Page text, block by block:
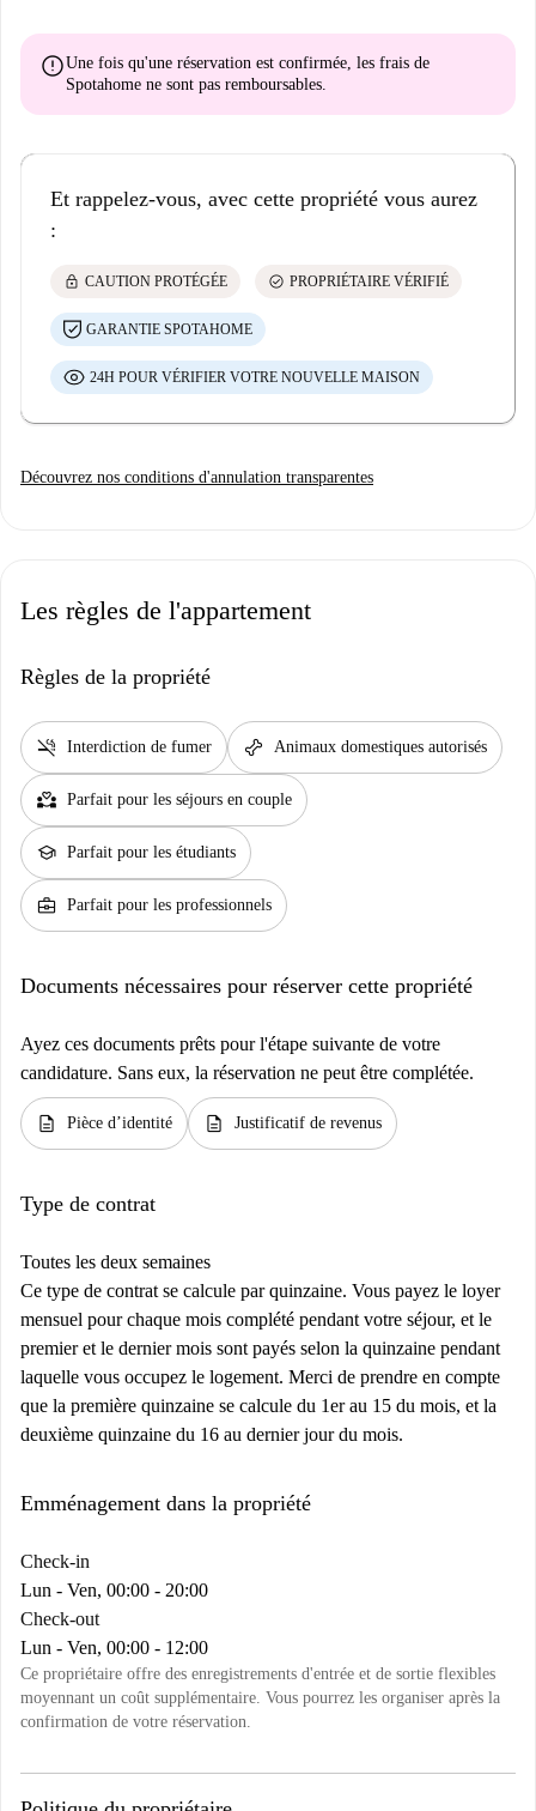
errorUne fois qu'une réservation est confirmée, les frais de
Spotahome ne sont pas remboursables.
Et rappelez-vous, avec cette propriété vous aurez
:
lock CAUTION PROTÉGÉE check_circle PROPRIÉTAIRE VÉRIFIÉ
GARANTIE SPOTAHOME
24H POUR VÉRIFIER VOTRE NOUVELLE MAISON
Découvrez nos conditions d'annulation transparentes
Les règles de l'appartement
Règles de la propriété
smoke_free Interdiction de fumer pet_supplies Animaux domestiques autorisés
partner_heart Parfait pour les séjours en couple
school Parfait pour les étudiants
business_center Parfait pour les professionnels
Documents nécessaires pour réserver cette propriété
Ayez ces documents prêts pour l'étape suivante de votre
candidature. Sans eux, la réservation ne peut être complétée.
description Pièce d’identité description Justificatif de revenus
Type de contrat
Toutes les deux semaines
Ce type de contrat se calcule par quinzaine. Vous payez le loyer
mensuel pour chaque mois complété pendant votre séjour, et le
premier et le dernier mois sont payés selon la quinzaine pendant
laquelle vous occupez le logement. Merci de prendre en compte
que la première quinzaine se calcule du 1er au 15 du mois, et la
deuxième quinzaine du 16 au dernier jour du mois.
Emménagement dans la propriété
Check-in
Lun - Ven, 00:00 - 20:00
Check-out
Lun - Ven, 00:00 - 12:00
Ce propriétaire offre des enregistrements d'entrée et de sortie flexibles
moyennant un coût supplémentaire. Vous pourrez les organiser après la
confirmation de votre réservation.